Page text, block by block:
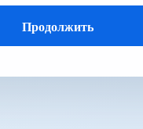
Продолжить